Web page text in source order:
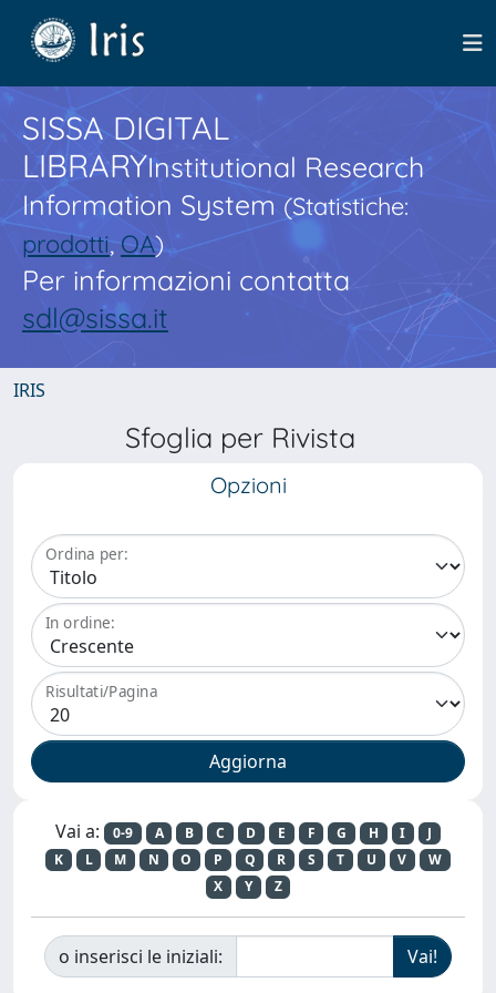
SISSA DIGITAL
LIBRARYInstitutional Research
Information System(Statistiche:
prodotti,OA)
Per informazioni contatta
sdl@sissa.it
IRIS
Sfoglia per Rivista
Opzioni
Ordina per:
In ordine:
Risultati/Pagina
Vai a: 0-9 A B C D E F G H I
J
K
L M N O P Q R S T U V
W
X
Y Z
o inserisci le iniziali: